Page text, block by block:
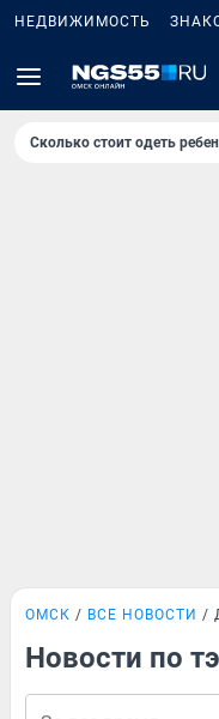
НЕДВИЖИМОСТЬ
Сколько стоит одеть
ОМСК ВСЕ НОВОСТИ
Новости по